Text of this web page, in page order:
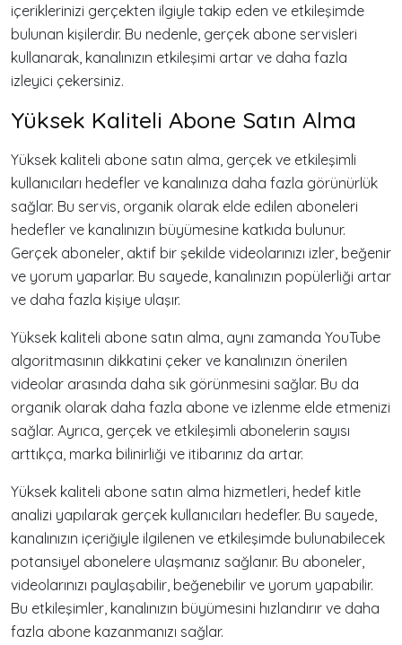
içeriklerinizi gerçekten ilgiyle takip eden ve etkileşimde
bulunan kişilerdir. Bu nedenle, gerçek abone servisleri
kullanarak, kanalınızın etkileşimi artar ve daha fazla
izleyici çekersiniz.
Yüksek Kaliteli Abone Satın Alma
Yüksek kaliteli abone satın alma, gerçek ve etkileşimli
kullanıcıları hedefler ve kanalınıza daha fazla görünürlük
sağlar. Bu servis, organik olarak elde edilen aboneleri
hedefler ve kanalınızın büyümesine katkıda bulunur.
Gerçek aboneler, aktif bir şekilde videolarınızı izler, beğenir
ve yorum yaparlar. Bu sayede, kanalınızın popülerliği artar
ve daha fazla kişiye ulaşır.
Yüksek kaliteli abone satın alma, aynı zamanda YouTube
algoritmasının dikkatini çeker ve kanalınızın önerilen
videolar arasında daha sık görünmesini sağlar. Bu da
organik olarak daha fazla abone ve izlenme elde etmenizi
sağlar. Ayrıca, gerçek ve etkileşimli abonelerin sayısı
arttıkça, marka bilinirliği ve itibarınız da artar.
Yüksek kaliteli abone satın alma hizmetleri, hedef kitle
analizi yapılarak gerçek kullanıcıları hedefler. Bu sayede,
kanalınızın içeriğiyle ilgilenen ve etkileşimde bulunabilecek
potansiyel abonelere ulaşmanız sağlanır. Bu aboneler,
videolarınızı paylaşabilir, beğenebilir ve yorum yapabilir.
Bu etkileşimler, kanalınızın büyümesini hızlandırır ve daha
fazla abone kazanmanızı sağlar.